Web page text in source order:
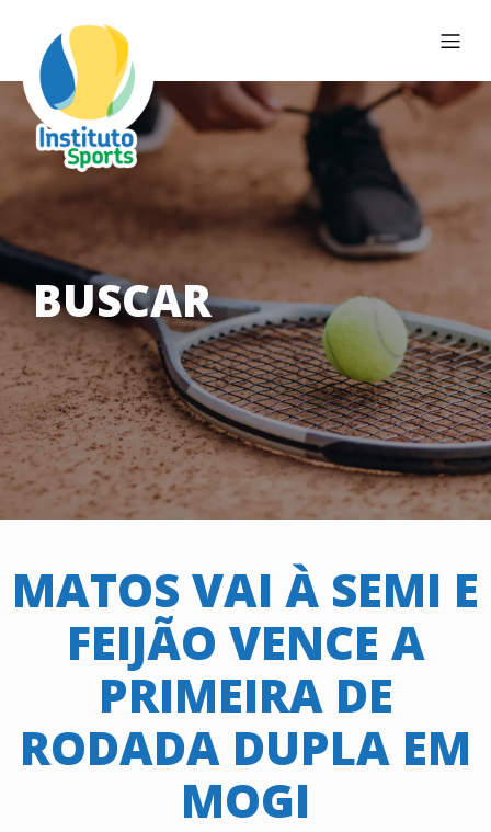
BUSCAR
MATOS VAI À SEMI E
FEIJÃO VENCE A
PRIMEIRA DE
RODADA DUPLA EM
MOGI